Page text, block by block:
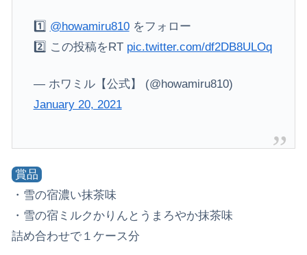
1️⃣ @howamiru810をフォロー
2️⃣ この投稿をRT pic.twitter.com/df2DB8ULOq
— ホワミル【公式】 (@howamiru810)
January 20, 2021
賞品
・雪の宿濃い抹茶味
・雪の宿ミルクかりんとうまろやか抹茶味
詰め合わせで１ケース分